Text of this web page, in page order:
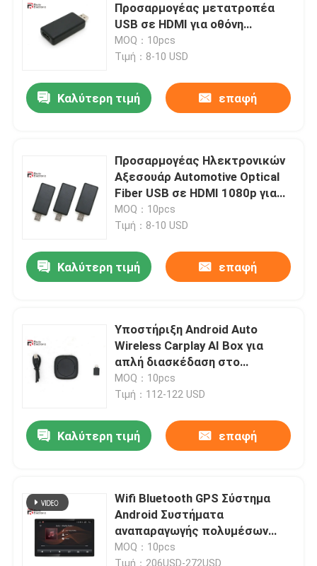
Αρχική Σελίδα
Σχετικά με εμάς
Προσαρμογέας μετατροπέα
USB σε HDMI για οθόνη
προσκέφαλου αυτοκινήτου
MOQ：10pcs
Τιμή：8-10 USD
Καλύτερη τιμή επαφή
Προσαρμογέας Ηλεκτρονικών
Αξεσουάρ Automotive Optical
Fiber USB σε HDMI 1080p για
έξοδο βίντεο
MOQ：10pcs
Τιμή：8-10 USD
Καλύτερη τιμή επαφή
Υποστήριξη Android Auto
Wireless Carplay AI Box για
απλή διασκέδαση στο
αυτοκίνητο
MOQ：10pcs
Τιμή：112-122 USD
Καλύτερη τιμή επαφή
Wifi Bluetooth GPS Σύστημα
Android Συστήματα
αναπαραγωγής πολυμέσων
αυτοκινήτου 2.0 Ghz 8 πυρήνων
MOQ：10pcs
Τιμή：206USD-272USD